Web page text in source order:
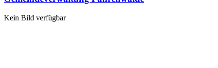
Kein Bild verfügbar